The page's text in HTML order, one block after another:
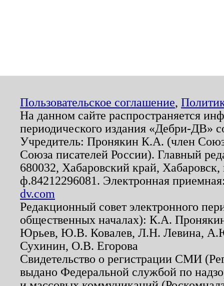
Пользовательское соглашение,
На данном сайте распространяется
периодического издания «Дебри-ДВ»
Учредитель: Пронякин К.А. (член
Союза писателей России). Главный
680032, Хабаровский край,
ф.84212296081. Электронная
dv.com
Редакционный совет электронного
общественных началах): К.А.
Юрьев, Ю.В. Ковалев, Л.Н. Левина,
Сухинин, О.В. Егорова
Свидетельство о регистрации СМИ
выдано Федеральной службой по